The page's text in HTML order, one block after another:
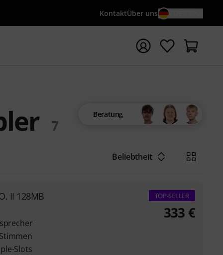
KontaktÜber uns
mit Suchwort {searchTerm} starten
7
Beratung
Beliebtheit
II 128MB
Slots
TOP-SELLER
333 €